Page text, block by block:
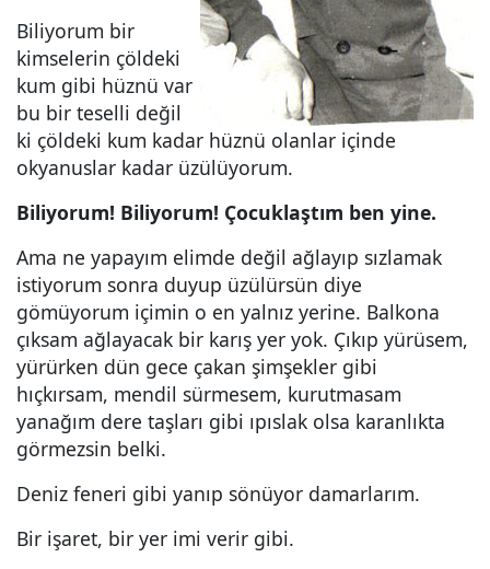
Biliyorum bir
kimselerin çöldeki
kum gibi hüznü var
bu bir teselli değil
ki çöldeki kum kadar hüznü olanlar içinde
okyanuslar kadar üzülüyorum.
Biliyorum! Biliyorum! Çocuklaştım ben yine.
Ama ne yapayım elimde değil ağlayıp sızlamak
istiyorum sonra duyup üzülürsün diye
gömüyorum içimin o en yalnız yerine. Balkona
çıksam ağlayacak bir karış yer yok. Çıkıp yürüsem,
yürürken dün gece çakan şimşekler gibi
hıçkırsam, mendil sürmesem, kurutmasam
yanağım dere taşları gibi ıpıslak olsa karanlıkta
görmezsin belki.
Deniz feneri gibi yanıp sönüyor damarlarım.
Bir işaret, bir yer imi verir gibi.